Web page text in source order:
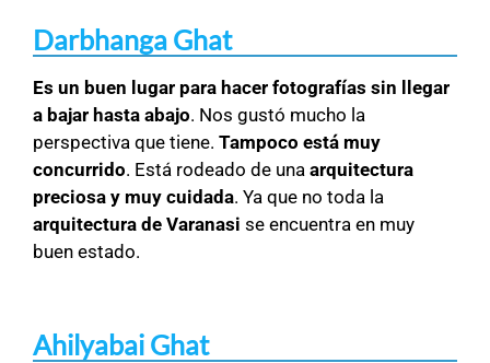
Darbhanga Ghat
Es un buen lugar para hacer fotografías sin llegar
a bajar hasta abajo. Nos gustó mucho la
perspectiva que tiene. Tampoco está muy
concurrido. Está rodeado de una arquitectura
preciosa y muy cuidada. Ya que no toda la
arquitectura de Varanasi se encuentra en muy
buen estado.
Ahilyabai Ghat